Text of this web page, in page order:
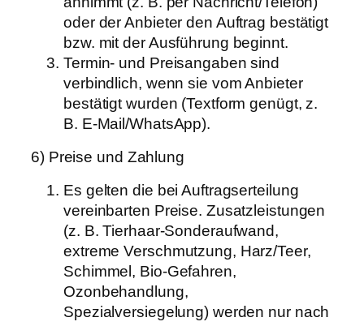
oder der Anbieter den Auftrag bestätigt
bzw. mit der Ausführung beginnt.
Termin- und Preisangaben sind
verbindlich, wenn sie vom Anbieter
bestätigt wurden (Textform genügt, z.
B. E-Mail/WhatsApp).
6) Preise und Zahlung
Es gelten die bei Auftragserteilung
vereinbarten Preise. Zusatzleistungen
(z. B. Tierhaar-Sonderaufwand,
extreme Verschmutzung, Harz/Teer,
Schimmel, Bio-Gefahren,
Ozonbehandlung,
Spezialversiegelung) werden nur nach